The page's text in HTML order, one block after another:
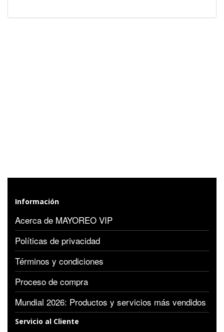
Información
Acerca de MAYOREO VIP
Políticas de privacidad
Términos y condiciones
Proceso de compra
Mundial 2026: Productos y servicios más vendidos
Servicio al Cliente